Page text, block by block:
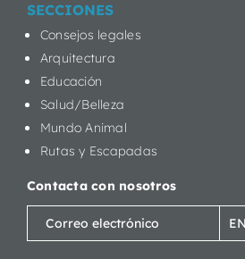
SECCIONES
Consejos legales
Arquitectura
Educación
Salud/Belleza
Mundo Animal
Rutas y Escapadas
Contacta con nosotros
Correo
electrónico